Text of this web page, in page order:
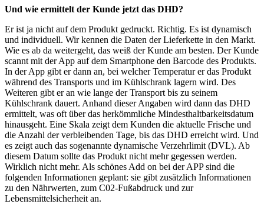
Und wie ermittelt der Kunde jetzt das DHD?
Er ist ja nicht auf dem Produkt gedruckt. Richtig. Es ist dynamisch
und individuell. Wir kennen die Daten der Lieferkette in den Markt.
Wie es ab da weitergeht, das weiß der Kunde am besten. Der Kunde
scannt mit der App auf dem Smartphone den Barcode des Produkts.
In der App gibt er dann an, bei welcher Temperatur er das Produkt
während des Transports und im Kühlschrank lagern wird. Des
Weiteren gibt er an wie lange der Transport bis zu seinem
Kühlschrank dauert. Anhand dieser Angaben wird dann das DHD
ermittelt, was oft über das herkömmliche Mindesthaltbarkeitsdatum
hinausgeht. Eine Skala zeigt dem Kunden die aktuelle Frische und
die Anzahl der verbleibenden Tage, bis das DHD erreicht wird. Und
es zeigt auch das sogenannte dynamische Verzehrlimit (DVL). Ab
diesem Datum sollte das Produkt nicht mehr gegessen werden.
Wirklich nicht mehr. Als schönes Add on bei der APP sind die
folgenden Informationen geplant: sie gibt zusätzlich Informationen
zu den Nährwerten, zum C02-Fußabdruck und zur
Lebensmittelsicherheit an.